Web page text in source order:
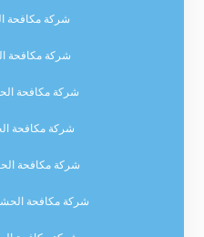
شركة مكافحة
شركة مكافحة
شركة مكافحة
شركة مكافحة
شركة مكافحة
شركة مكافحة